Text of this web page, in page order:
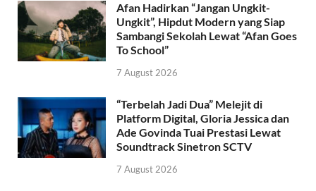
Afan Hadirkan “Jangan Ungkit-
Ungkit”, Hipdut Modern yang Siap
Sambangi Sekolah Lewat “Afan Goes
To School”
7 August 2026
“Terbelah Jadi Dua” Melejit di
Platform Digital, Gloria Jessica dan
Ade Govinda Tuai Prestasi Lewat
Soundtrack Sinetron SCTV
7 August 2026